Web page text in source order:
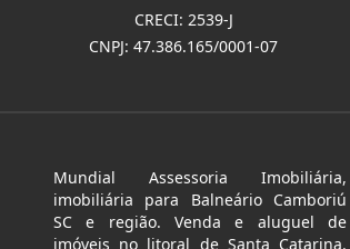
CRECI: 2539-J
CNPJ: 47.386.165/0001-07
Mundial Assessoria Imobiliária,
imobiliária para Balneário Camboriú
SC e região. Venda e aluguel de
imóveis no litoral de Santa Catarina.